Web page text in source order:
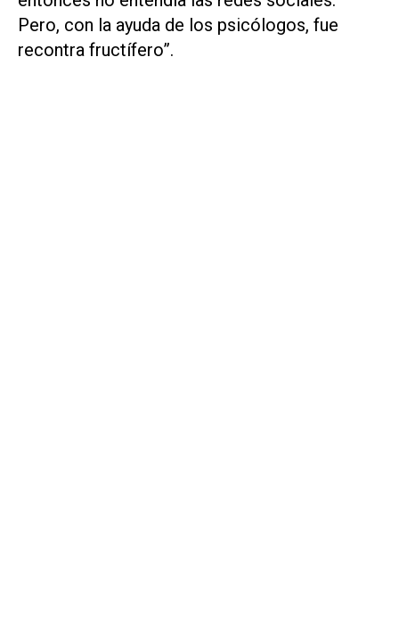
Pero, con la ayuda de los psicólogos, fue
recontra fructífero”.